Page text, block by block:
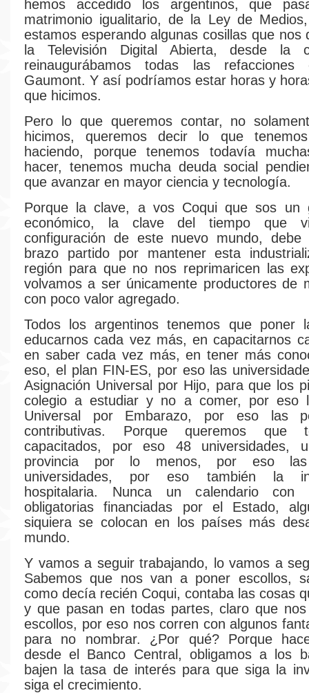
hemos accedido los argentinos, que
matrimonio igualitario, de la Ley de
estamos esperando algunas cosillas que nos
la Televisión Digital Abierta, desde la
reinaugurábamos todas las
Gaumont. Y así podríamos estar horas y
que hicimos.
Pero lo que queremos contar, no
hicimos, queremos decir lo que
haciendo, porque tenemos todavía
hacer, tenemos mucha deuda social
que avanzar en mayor ciencia y tecnología.
Porque la clave, a vos Coqui que sos un
económico, la clave del tiempo que
configuración de este nuevo mundo,
brazo partido por mantener esta
región para que no nos reprimaricen las
volvamos a ser únicamente productores de
con poco valor agregado.
Todos los argentinos tenemos que poner
educarnos cada vez más, en capacitarnos
en saber cada vez más, en tener más
eso, el plan FIN-ES, por eso las
Asignación Universal por Hijo, para que los
colegio a estudiar y no a comer, por eso
Universal por Embarazo, por eso las
contributivas. Porque queremos que
capacitados, por eso 48 universidades,
provincia por lo menos, por eso
universidades, por eso también la
hospitalaria. Nunca un calendario con
obligatorias financiadas por el Estado,
siquiera se colocan en los países más
mundo.
Y vamos a seguir trabajando, lo vamos a
Sabemos que nos van a poner escollos,
como decía recién Coqui, contaba las cosas
y que pasan en todas partes, claro que
escollos, por eso nos corren con algunos
para no nombrar. ¿Por qué? Porque
desde el Banco Central, obligamos a los
bajen la tasa de interés para que siga la
siga el crecimiento.